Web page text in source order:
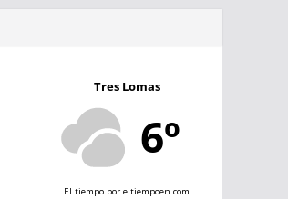
Tres Lomas
6º
El tiempo por eltiempoen.com